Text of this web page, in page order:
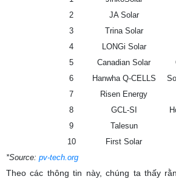
2
JA Solar
3
Trina Solar
4
LONGi Solar
5
Canadian Solar
6
Hanwha Q-CELLS
7
Risen Energy
8
GCL-SI
9
Talesun
10
First Solar
*Source: pv-tech.org
Theo các thông tin này, chúng ta thấy